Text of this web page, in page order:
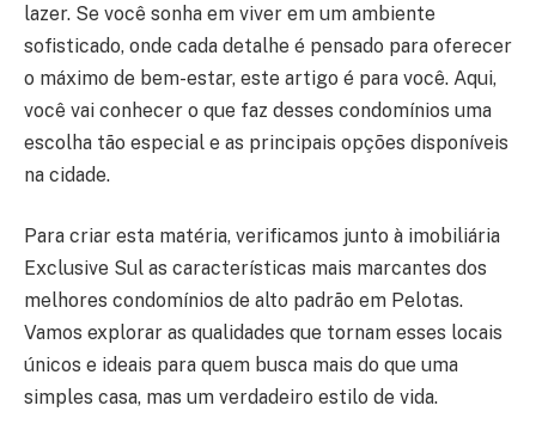
lazer. Se você sonha em viver em um ambiente
sofisticado, onde cada detalhe é pensado para oferecer
o máximo de bem-estar, este artigo é para você. Aqui,
você vai conhecer o que faz desses condomínios uma
escolha tão especial e as principais opções disponíveis
na cidade.
Para criar esta matéria, verificamos junto à imobiliária
Exclusive Sul as características mais marcantes dos
melhores condomínios de alto padrão em Pelotas.
Vamos explorar as qualidades que tornam esses locais
únicos e ideais para quem busca mais do que uma
simples casa, mas um verdadeiro estilo de vida.